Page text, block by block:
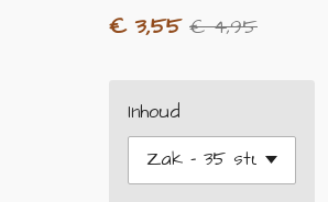
€ 3,55 € 4,95
Inhoud